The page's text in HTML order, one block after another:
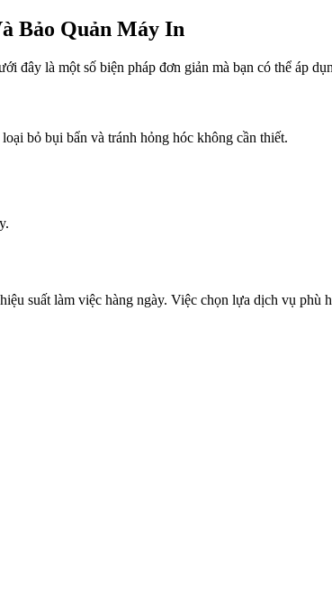
Bảo Quản Máy In
đây là một số biện pháp đơn giản mà bạn có thể áp
bỏ bụi bẩn và tránh hỏng hóc không cần thiết.
suất làm việc hàng ngày. Việc chọn lựa dịch vụ phù